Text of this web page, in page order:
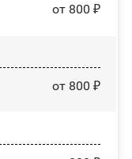
от 800 ₽
от 800 ₽